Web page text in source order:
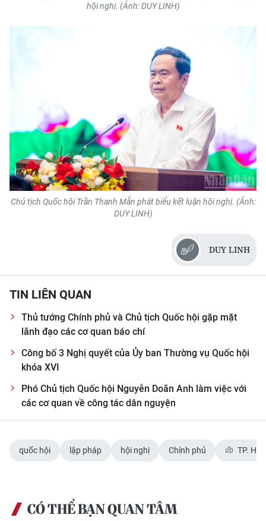
hội nghị. (Ảnh: DUY LINH)
Chủ tịch Quốc hội Trần Thanh Mẫn phát biểu kết luận hội nghị. (Ảnh:
DUY LINH)
DUY LINH
TIN LIÊN QUAN
Thủ tướng Chính phủ và Chủ tịch Quốc hội gặp mặt
lãnh đạo các cơ quan báo chí
Công bố 3 Nghị quyết của Ủy ban Thường vụ Quốc hội
khóa XVI
Phó Chủ tịch Quốc hội Nguyễn Doãn Anh làm việc với
các cơ quan về công tác dân nguyện
quốc hội lập pháp hội nghị Chính phủ TP. Hà
CÓ THỂ BẠN QUAN TÂM